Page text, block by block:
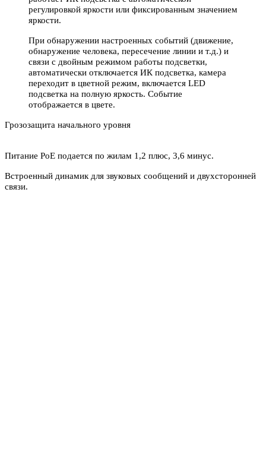
регулировкой яркости или фиксированным значением
яркости.
При обнаружении настроенных событий (движение,
обнаружение человека, пересечение линии и т.д.) и
связи с двойным режимом работы подсветки,
автоматически отключается ИК подсветка, камера
переходит в цветной режим, включается LED
подсветка на полную яркость. Событие
отображается в цвете.
Грозозащита начального уровня
Питание PoE подается по жилам 1,2 плюс, 3,6 минус.
Встроенный динамик для звуковых сообщений и двухсторонней
связи.